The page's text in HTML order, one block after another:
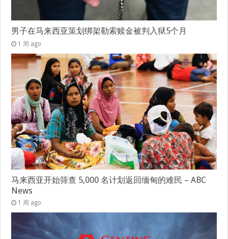
男子在马来西亚策划绑架勒索赎金被判入狱5个月
1 周 ago
马来西亚开始筛查 5,000 名计划返回缅甸的难民 – ABC
News
1 周 ago